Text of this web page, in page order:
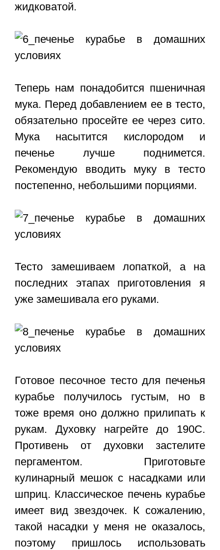
жидковатой.
Теперь нам понадобится пшеничная
мука. Перед добавлением ее в тесто,
обязательно просейте ее через сито.
Мука насытится кислородом и
печенье лучше поднимется.
Рекомендую вводить муку в тесто
постепенно, небольшими порциями.
Тесто замешиваем лопаткой, а на
последних этапах приготовления я
уже замешивала его руками.
Готовое песочное тесто для печенья
курабье получилось густым, но в
тоже время оно должно прилипать к
рукам. Духовку нагрейте до 190С.
Противень от духовки застелите
пергаментом. Приготовьте
кулинарный мешок с насадками или
шприц. Классическое печень курабье
имеет вид звездочек. К сожалению,
такой насадки у меня не оказалось,
поэтому пришлось использовать